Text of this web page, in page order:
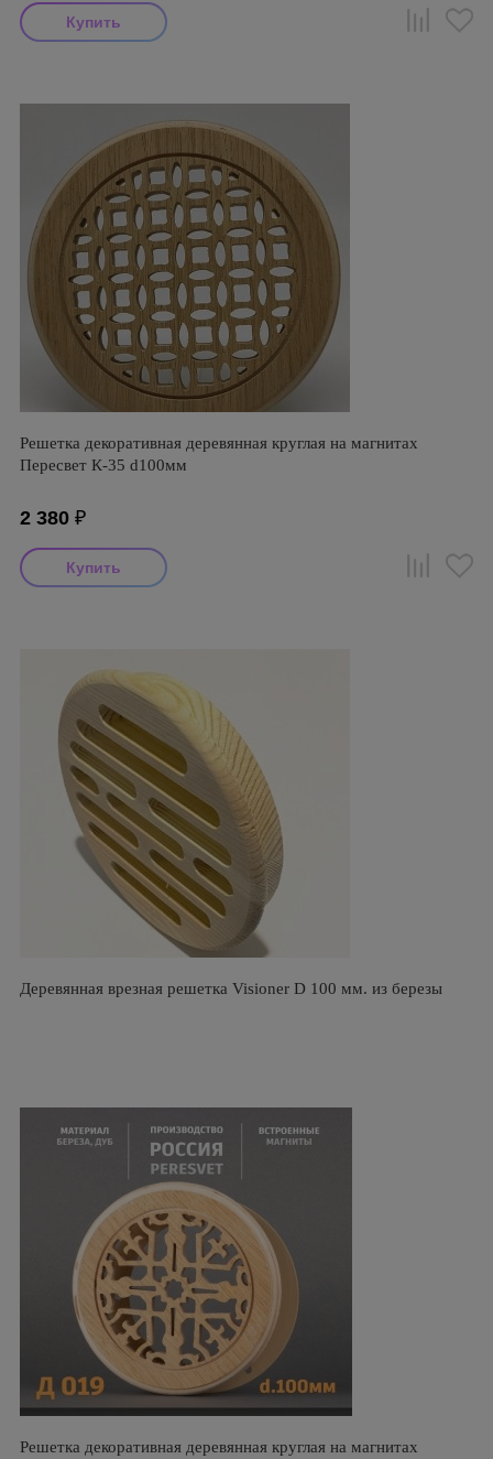
Решетка декоративная деревянная круглая на магнитах
Пересвет К-35 d100мм
2 380 ₽
Деревянная врезная решетка Visioner D 100 мм. из березы
Решетка декоративная деревянная круглая на магнитах